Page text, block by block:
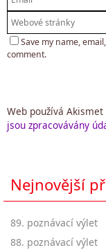
Save my name,
comment.
Web používá
jsou zpracovávány
Nejnovější
89. poznávací výlet
88. poznávací výlet